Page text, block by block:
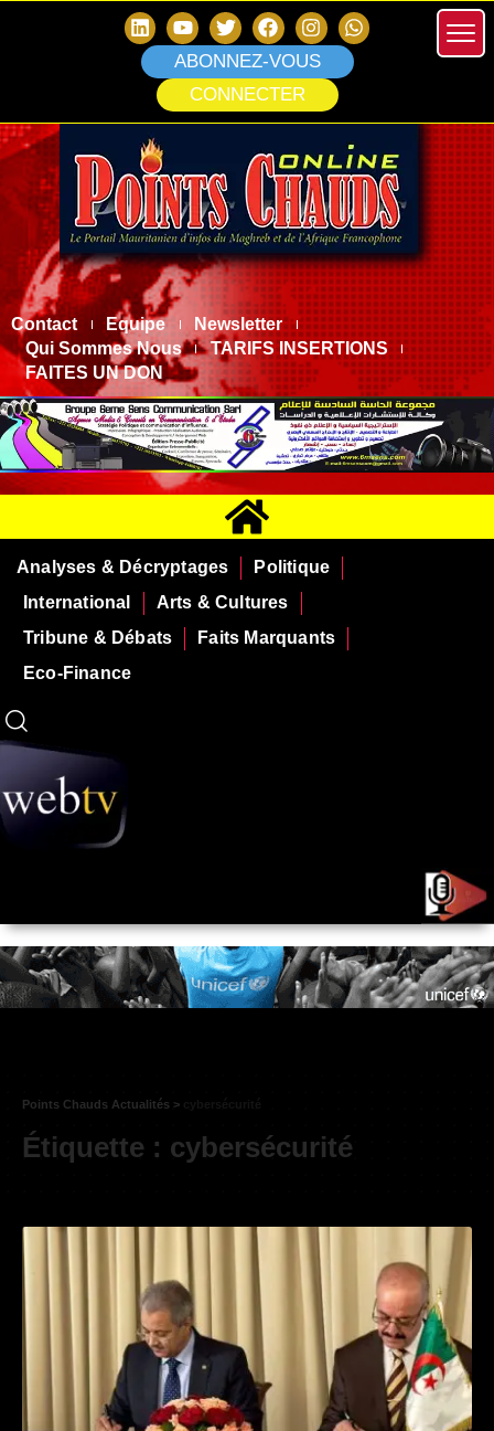
ABONNEZ-VOUS
CONNECTER
Contact Equipe
Newsletter
Qui Sommes Nous
TARIFS INSERTIONS
FAITES UN DON
Analyses & Décryptages
Politique
International
Arts & Cultures
Tribune & Débats
Faits Marquants
Eco-Finance
Points Chauds Actualités >
Étiquette : cybersécurité